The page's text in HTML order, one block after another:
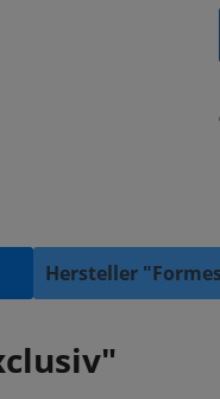
Hersteller